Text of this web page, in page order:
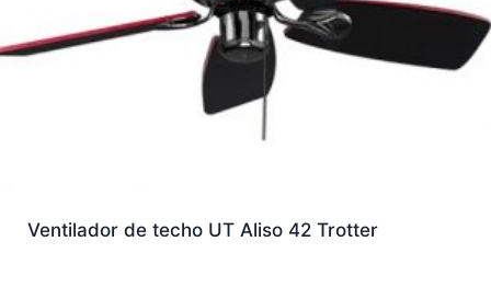
Ventilador de techo UT Aliso 42 Trotter